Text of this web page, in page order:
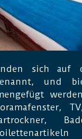
sich auf
und